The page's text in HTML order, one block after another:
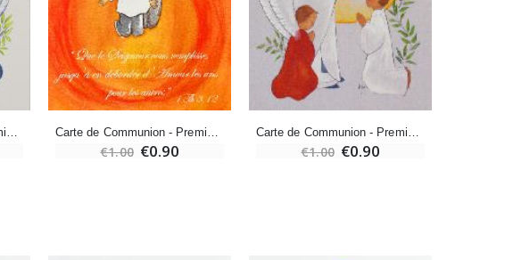
Encens d'Eglise Pontifical 250g Bonbons Pastilles Menthe à l'Eau de Lourdes - 130g
€7.90
Carte de Communion - Première Communion Fille Carte de Communion - Première Communion Ste Thérèse
€1.00 €0.90
Carte de Communion - Première Communion
€1.00 €0.90